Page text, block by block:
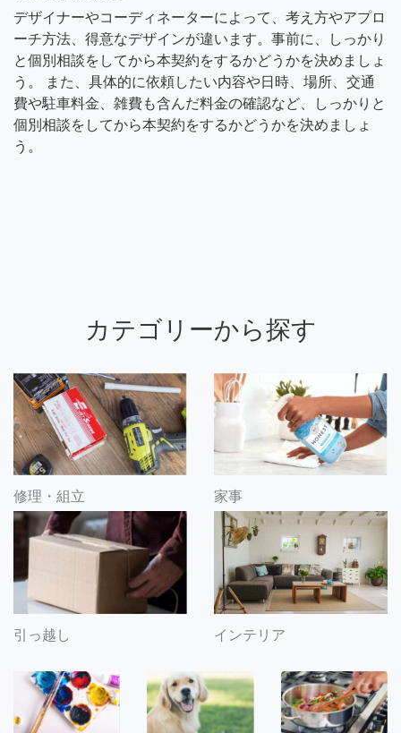
デザイナーやコーディネーターによって、考え方やアプロ
ーチ方法、得意なデザインが違います。事前に、しっかり
と個別相談をしてから本契約をするかどうかを決めましょ
う。 また、具体的に依頼したい内容や日時、場所、交通
費や駐車料金、雑費も含んだ料金の確認など、しっかりと
個別相談をしてから本契約をするかどうかを決めましょ
う。
カテゴリーから探す
修理・組立 家事
引っ越し インテリア